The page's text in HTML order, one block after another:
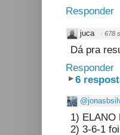
Responder
juca · 678
Dá pra
Responder
6
1) ELANO
2) 3-6-1